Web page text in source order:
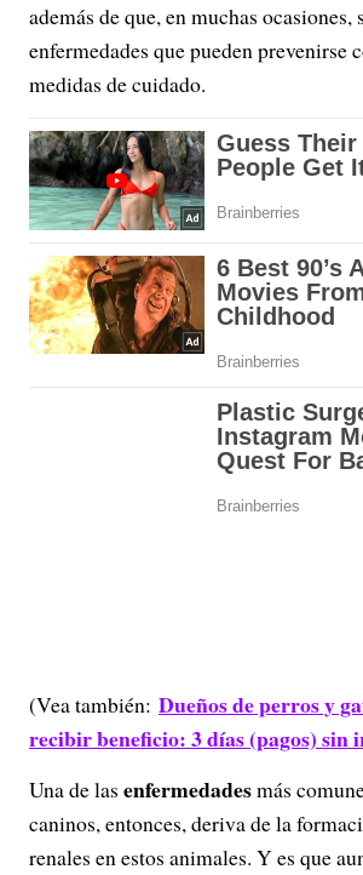
además de que, en muchas ocasiones,
enfermedades que pueden prevenirse
medidas de cuidado.
(Vea también: Dueños de perros y
recibir beneficio: 3 días (pagos) sin
Una de las enfermedadesmás
caninos, entonces, deriva de la
renales en estos animales. Y es que